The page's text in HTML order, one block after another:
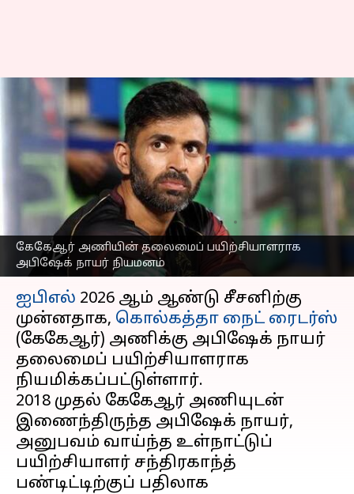
கேகேஆர் அணியின் தலைமைப் பயிற்சியாளராக
அபிஷேக் நாயர் நியமனம்
ஐபிஎல் 2026 சீசனுக்கு
கேகேஆர் அணியின்
தலைமைப்
பயிற்சியாளராக
அபிஷேக் நாயர் நியமனம்
எழுதியவர் Sekar Chinnappan Oct 30, 2025 05:25 pm
செய்தி முன்னோட்டம்
ஐபிஎல் 2026 ஆம் ஆண்டு சீசனிற்கு
முன்னதாக, கொல்கத்தா நைட் ரைடர்ஸ்
(கேகேஆர்) அணிக்கு அபிஷேக் நாயர்
தலைமைப் பயிற்சியாளராக
நியமிக்கப்பட்டுள்ளார்.
2018 முதல் கேகேஆர் அணியுடன்
இணைந்திருந்த அபிஷேக் நாயர்,
அனுபவம் வாய்ந்த உள்நாட்டுப்
பயிற்சியாளர் சந்திரகாந்த்
பண்டிட்டிற்குப் பதிலாக